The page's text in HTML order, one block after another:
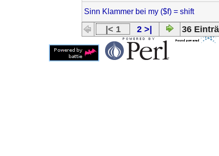
Sinn Klammer bei my ($f) = shift
|< 1 2 >| 36